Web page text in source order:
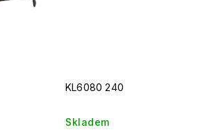
KL6080 240
Skladem